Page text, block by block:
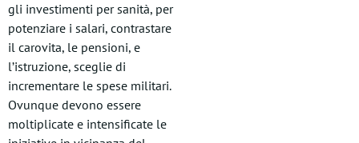
gli investimenti per sanità, per
potenziare i salari, contrastare
il carovita, le pensioni, e
l’istruzione, sceglie di
incrementare le spese militari.
Ovunque devono essere
moltiplicate e intensificate le